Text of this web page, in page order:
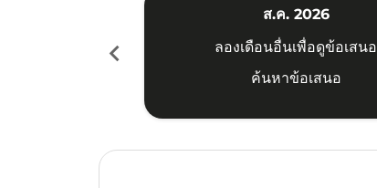
chevron_left
ส.ค. 2026
ลองเดือนอื่นเพื่อดูข้อเสนอ
ค้นหาข้อเสนอ